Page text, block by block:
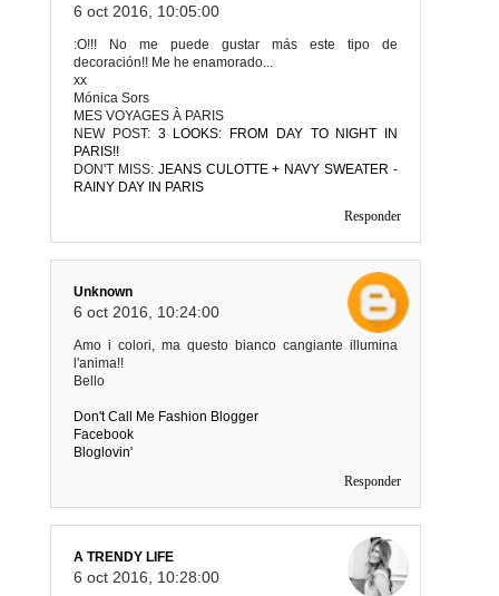
6 oct 2016, 10:05:00
:O!!! No me puede gustar más este tipo de
decoración!! Me he enamorado...
xx
Mónica Sors
MES VOYAGES À PARIS
NEW POST: 3 LOOKS: FROM DAY TO NIGHT IN
PARIS!!
DON'T MISS: JEANS CULOTTE + NAVY SWEATER -
RAINY DAY IN PARIS
Responder
Unknown
6 oct 2016, 10:24:00
Amo i colori, ma questo bianco cangiante illumina
l'anima!!
Bello
Don't Call Me Fashion Blogger
Facebook
Bloglovin'
Responder
A TRENDY LIFE
6 oct 2016, 10:28:00